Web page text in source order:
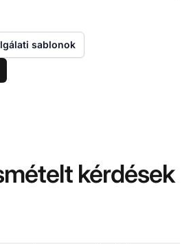
sablonok
kérdések